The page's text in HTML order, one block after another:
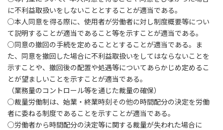
に不利益取扱いをしないこととすることが適当である。
○本人同意を得る際に、使用者が労働者に対し制度概要等につい
て説明することが適当であること等を示すことが適当である。
○同意の撤回の手続を定めることとすることが適当である。ま
た、同意を撤回した場合に不利益取扱いをしてはならないことを
示すことや、撤回後の配置や処遇等についてあらかじめ定めるこ
とが望ましいことを示すことが適当である。
（業務量のコントロール等を通じた裁量の確保）
○裁量労働制は、始業・終業時刻その他の時間配分の決定を労働
者に委ねる制度であることを示すことが適当である。
○労働者から時間配分の決定等に関する裁量が失われた場合に